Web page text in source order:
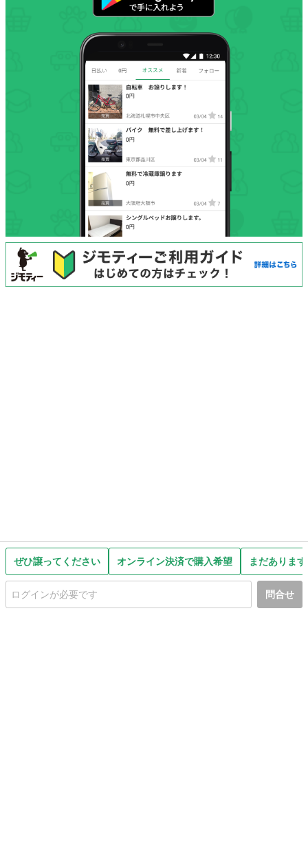
ぜひ譲ってください オンライン決済で購入希望 まだありま
問合せ